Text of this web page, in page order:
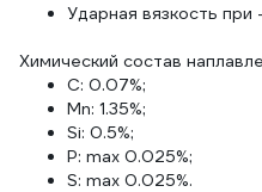
Ударная вязкость
Химический состав
C: 0.07%;
Mn: 1.35%;
Si: 0.5%;
P: max 0.025%;
S: max 0.025%.